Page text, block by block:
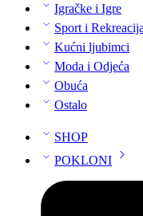
Igračke i Igre
Sport i Rekreacija
Kućni ljubimci
Moda i Odjeća
Obuća
Ostalo
SHOP
POKLONI